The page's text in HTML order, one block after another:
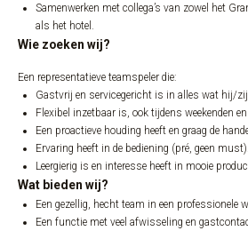
Samenwerken met collega’s van zowel het
als het hotel.
Wie zoeken wij?
Een representatieve teamspeler die:
Gastvrij en servicegericht is in alles wat hij/zij
Flexibel inzetbaar is, ook tijdens weekenden en
Een proactieve houding heeft en graag de
Ervaring heeft in de bediening (pré, geen must).
Leergierig is en interesse heeft in mooie
Wat bieden wij?
Een gezellig, hecht team in een professionele
Een functie met veel afwisseling en